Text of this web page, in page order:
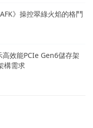
》操控翠綠火焰的格鬥
效能PCIe Gen6儲存架
構需求